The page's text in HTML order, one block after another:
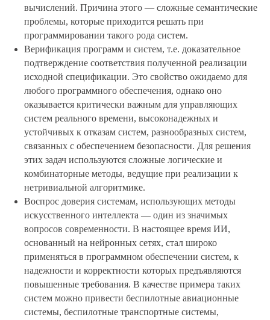
вычислений. Причина этого — сложные семантические
проблемы, которые приходится решать при
программировании такого рода систем.
Верификация программ и систем, т.е. доказательное
подтверждение соответствия полученной реализации
исходной спецификации. Это свойство ожидаемо для
любого программного обеспечения, однако оно
оказывается критически важным для управляющих
систем реального времени, высоконадежных и
устойчивых к отказам систем, разнообразных систем,
связанных с обеспечением безопасности. Для решения
этих задач используются сложные логические и
комбинаторные методы, ведущие при реализации к
нетривиальной алгоритмике.
Воспрос доверия системам, использующих методы
искусственного интеллекта — один из значимых
вопросов современности. В настоящее время ИИ,
основанный на нейронных сетях, стал широко
применяться в программном обеспечении систем, к
надежности и корректности которых предъявляются
повышенные требования. В качестве примера таких
систем можно привести беспилотные авиационные
системы, беспилотные транспортные системы,